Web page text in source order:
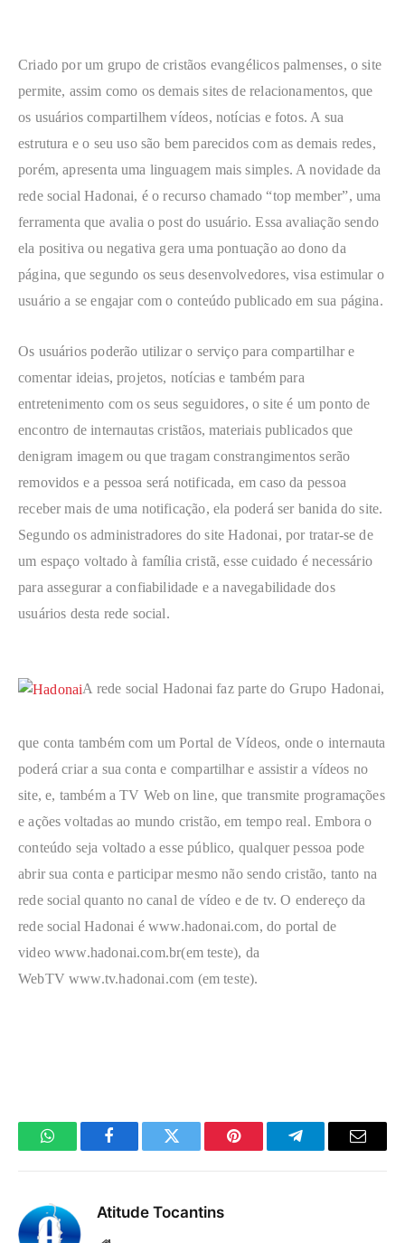
Criado por um grupo de cristãos evangélicos palmenses, o site
permite, assim como os demais sites de relacionamentos, que
os usuários compartilhem vídeos, notícias e fotos. A sua
estrutura e o seu uso são bem parecidos com as demais redes,
porém, apresenta uma linguagem mais simples. A novidade da
rede social Hadonai, é o recurso chamado “top member”, uma
ferramenta que avalia o post do usuário. Essa avaliação sendo
ela positiva ou negativa gera uma pontuação ao dono da
página, que segundo os seus desenvolvedores, visa estimular o
usuário a se engajar com o conteúdo publicado em sua página.
Os usuários poderão utilizar o serviço para compartilhar e
comentar ideias, projetos, notícias e também para
entretenimento com os seus seguidores, o site é um ponto de
encontro de internautas cristãos, materiais publicados que
denigram imagem ou que tragam constrangimentos serão
removidos e a pessoa será notificada, em caso da pessoa
receber mais de uma notificação, ela poderá ser banida do site.
Segundo os administradores do site Hadonai, por tratar-se de
um espaço voltado à família cristã, esse cuidado é necessário
para assegurar a confiabilidade e a navegabilidade dos
usuários desta rede social.
A rede social Hadonai faz parte do Grupo Hadonai,
que conta também com um Portal de Vídeos, onde o internauta
poderá criar a sua conta e compartilhar e assistir a vídeos no
site, e, também a TV Web on line, que transmite programações
e ações voltadas ao mundo cristão, em tempo real. Embora o
conteúdo seja voltado a esse público, qualquer pessoa pode
abrir sua conta e participar mesmo não sendo cristão, tanto na
rede social quanto no canal de vídeo e de tv. O endereço da
rede social Hadonai é www.hadonai.com, do portal de
videowww.hadonai.com.br(em teste), da
WebTVwww.tv.hadonai.com (em teste).
WhatsAppFacebookTwitter Pinterest TelegramaE-
Atitude Tocantins